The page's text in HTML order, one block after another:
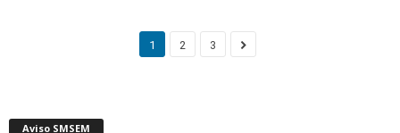
1 2 3
Aviso SMSEM